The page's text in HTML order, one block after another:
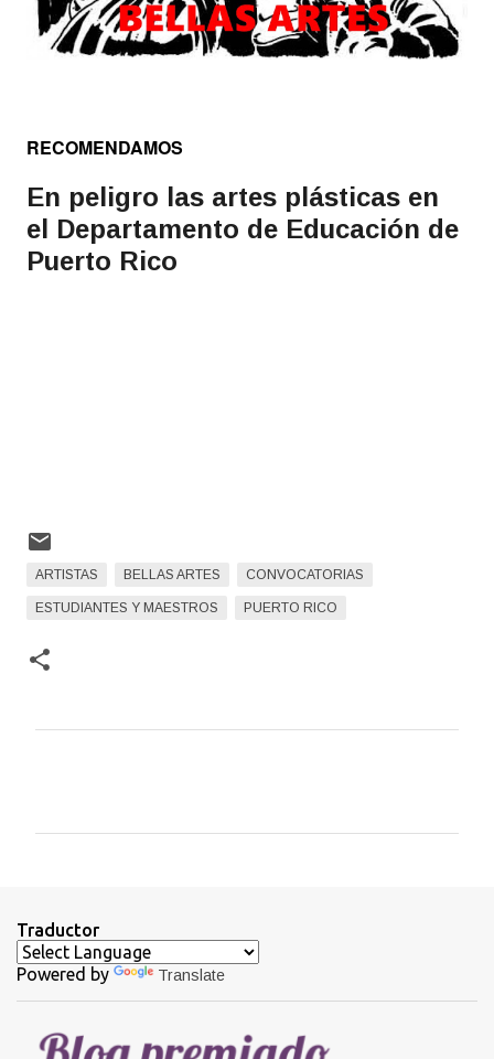
RECOMENDAMOS
En peligro las artes plásticas en
el Departamento de Educación de
Puerto Rico
ARTISTAS BELLAS ARTES CONVOCATORIAS
ESTUDIANTES Y MAESTROS PUERTO RICO
a
r
o
Traductor
Powered by Translate